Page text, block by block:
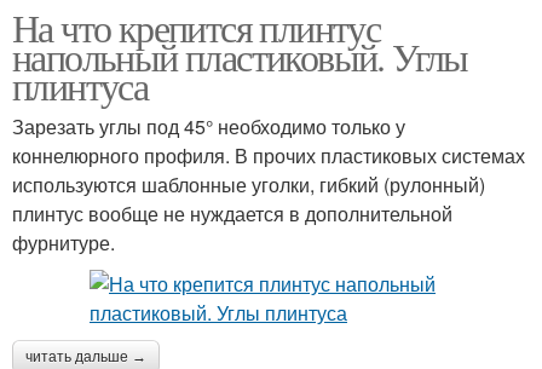
Пластиковый плинтус
гвозди
Плинтусы на клее
На что крепится плинтус
напольный пластиковый. Углы
плинтуса
Зарезать углы под 45° необходимо только у
коннелюрного профиля. В прочих пластиковых системах
используются шаблонные уголки, гибкий (рулонный)
плинтус вообще не нуждается в дополнительной
фурнитуре.
читать дальше →